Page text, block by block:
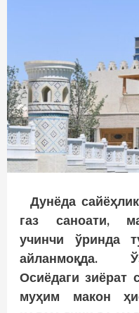
Дунёда
газ саноати,
учинчи ўринда
айланмоқда.
Осиёдаги зиёрат
муҳим макон